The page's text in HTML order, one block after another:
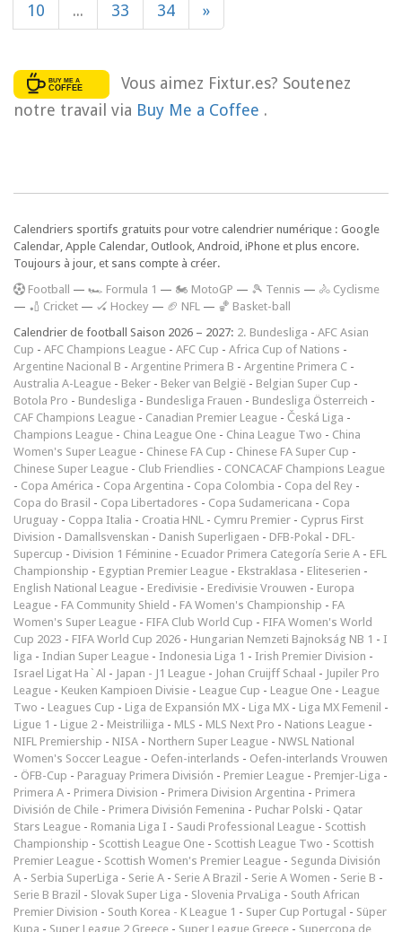
10 ... 33 34 »
Vous aimez Fixtur.es? Soutenez
notre travail via Buy Me a Coffee .
Calendriers sportifs gratuits pour votre calendrier numérique : Google
Calendar, Apple Calendar, Outlook, Android, iPhone et plus encore.
Toujours à jour, et sans compte à créer.
Football — 🏎️ Formula 1 — 🏍 MotoGP — 🎾 Tennis — 🚴 Cyclisme
— 🏏 Cricket — 🏑 Hockey — 🏈 NFL — 🏀 Basket-ball
Calendrier de football Saison 2026 – 2027: 2. Bundesliga - AFC Asian
Cup - AFC Champions League - AFC Cup - Africa Cup of Nations -
Argentine Nacional B - Argentine Primera B - Argentine Primera C -
Australia A-League - Beker - Beker van België - Belgian Super Cup -
Botola Pro - Bundesliga - Bundesliga Frauen - Bundesliga Österreich -
CAF Champions League - Canadian Premier League - Česká Liga -
Champions League - China League One - China League Two - China
Women's Super League - Chinese FA Cup - Chinese FA Super Cup -
Chinese Super League - Club Friendlies - CONCACAF Champions League
- Copa América - Copa Argentina - Copa Colombia - Copa del Rey -
Copa do Brasil - Copa Libertadores - Copa Sudamericana - Copa
Uruguay - Coppa Italia - Croatia HNL - Cymru Premier - Cyprus First
Division - Damallsvenskan - Danish Superligaen - DFB-Pokal - DFL-
Supercup - Division 1 Féminine - Ecuador Primera Categoría Serie A - EFL
Championship - Egyptian Premier League - Ekstraklasa - Eliteserien -
English National League - Eredivisie - Eredivisie Vrouwen - Europa
League - FA Community Shield - FA Women's Championship - FA
Women's Super League - FIFA Club World Cup - FIFA Women's World
Cup 2023 - FIFA World Cup 2026 - Hungarian Nemzeti Bajnokság NB 1 - I
liga - Indian Super League - Indonesia Liga 1 - Irish Premier Division -
Israel Ligat Ha`Al - Japan - J1 League - Johan Cruijff Schaal - Jupiler Pro
League - Keuken Kampioen Divisie - League Cup - League One - League
Two - Leagues Cup - Liga de Expansión MX - Liga MX - Liga MX Femenil -
Ligue 1 - Ligue 2 - Meistriliiga - MLS - MLS Next Pro - Nations League -
NIFL Premiership - NISA - Northern Super League - NWSL National
Women's Soccer League - Oefen-interlands - Oefen-interlands Vrouwen
- ÖFB-Cup - Paraguay Primera División - Premier League - Premjer-Liga -
Primera A - Primera Division - Primera Division Argentina - Primera
División de Chile - Primera División Femenina - Puchar Polski - Qatar
Stars League - Romania Liga I - Saudi Professional League - Scottish
Championship - Scottish League One - Scottish League Two - Scottish
Premier League - Scottish Women's Premier League - Segunda División
A - Serbia SuperLiga - Serie A - Serie A Brazil - Serie A Women - Serie B -
Serie B Brazil - Slovak Super Liga - Slovenia PrvaLiga - South African
Premier Division - South Korea - K League 1 - Super Cup Portugal - Süper
Kupa - Super League 2 Greece - Super League Greece - Supercopa de